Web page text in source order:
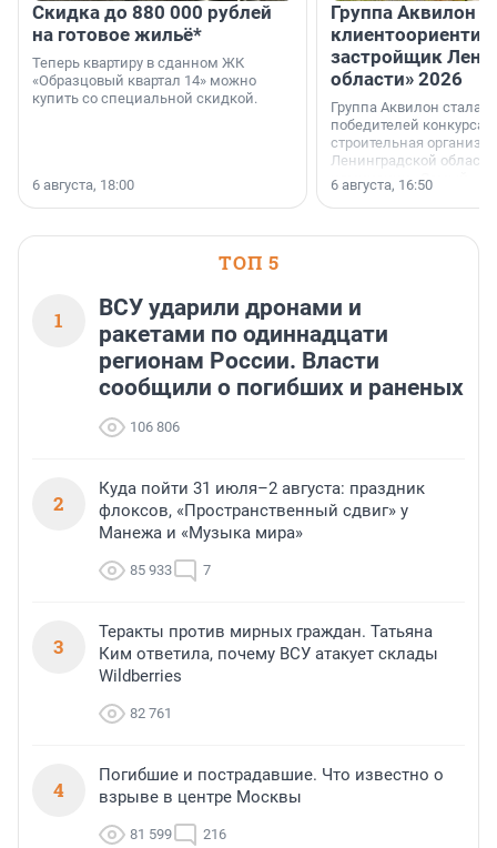
Скидка до 880 000 рублей
на готовое жильё*
Теперь квартиру в сданном ЖК
«Образцовый квартал 14» можно
купить со специальной скидкой.
6 августа, 18:00
Группа Аквилон
застройщик
области» 2026
Группа Аквилон стала
победителей конкурса
строительная
Ленинградской области
номинации «Самый
застройщик
области».
6 августа, 16:50
ТОП 5
1
ВСУ ударили дронами и
ракетами по одиннадцати
регионам России. Власти
сообщили о погибших и раненых
106 806
2
Куда пойти 31 июля–2 августа: праздник
флоксов, «Пространственный сдвиг» у
Манежа и «Музыка мира»
85 933 7
3
Теракты против мирных граждан. Татьяна
Ким ответила, почему ВСУ атакует склады
Wildberries
82 761
4
Погибшие и пострадавшие. Что известно о
взрыве в центре Москвы
81 599 216